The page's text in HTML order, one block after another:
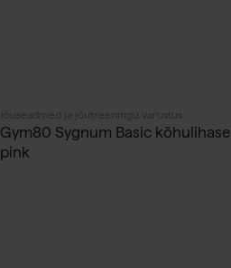
Jõuseadmed ja jõutreeningu varustus
Gym80 Sygnum Basic kõhulihase
pink